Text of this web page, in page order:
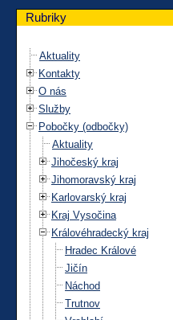
Rubriky
Aktuality
Kontakty
O nás
Služby
Pobočky (odbočky)
Aktuality
Jihočeský kraj
Jihomoravský kraj
Karlovarský kraj
Kraj Vysočina
Královéhradecký kraj
Hradec Králové
Jičín
Náchod
Trutnov